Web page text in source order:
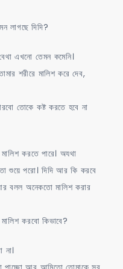
লাগছে দিদি?
এখনো তেমন কমেনি।
শরীরে মালিশ করে দেব,
তোকে কষ্ট করতে হবে না
করতে পারে। অযথা
শুয়ে পরো। দিদি আর কি করবে
বলল অনেকতো মালিশ করার
করবো কিভাবে?